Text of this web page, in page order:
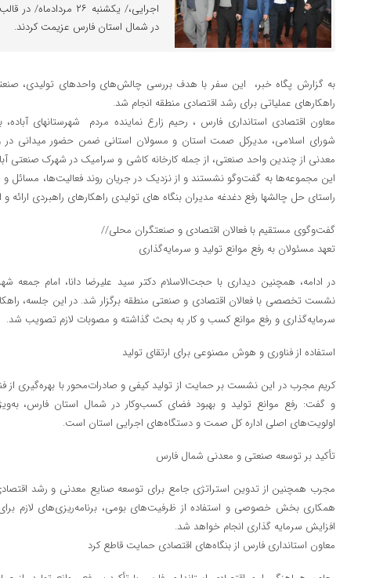
اجرایی،/ یکشنبه ۲۶
در شمال استان فارس عزیمت کردند.
به گزارش پگاه خبر، این سفر با هدف بررسی چالش‌های واحدهای تولیدی،
راهکارهای عملیاتی برای رشد اقتصادی منطقه انجام شد.
معاون اقتصادی استانداری فارس ، رحیم زارع نماینده مردم شهرستانهای
شورای اسلامی، مدیرکل صمت استان و مسولان استانی ضمن حضور میدانی در
معدنی از چندین واحد صنعتی، از جمله کارخانه کاشی و سرامیک در شهرک صنعتی
این مجموعه‌ها به گفت‌وگو نشستند و از نزدیک در جریان روند فعالیت‌ها، مسائل و
راستای حل چالشها رفع دغدغه مدیران بنگاه های تولیدی راهکارهای راهبردی ارائه و
گفت‌وگوی مستقیم با فعالان اقتصادی و صنعتگران محلی//
تعهد مسئولان به رفع موانع تولید و سرمایه‌گذاری
در ادامه، همچنین دیداری با حجت‌الاسلام دکتر سید علیرضا دانا، امام
نشست تخصصی با فعالان اقتصادی و صنعتی منطقه برگزار شد. در این جلسه،
سرمایه‌گذاری و رفع موانع کسب‌ و کار به بحث گذاشته و مصوبات لازم تصویب شد.
استفاده از فناوری و هوش مصنوعی برای ارتقای تولید
کریم مجرب در این نشست بر حمایت از تولید کیفی و صادرات‌محور با بهره‌گیری از
و گفت: رفع موانع تولید و بهبود فضای کسب‌وکار در شمال استان فارس،
اولویت‌های اصلی اداره کل صمت و دستگاه‌های اجرایی استان است.
تأکید بر توسعه صنعتی و معدنی شمال فارس
مجرب همچنین از تدوین استراتژی جامع برای توسعه صنایع معدنی و رشد اقتصادی
همکاری بخش خصوصی و استفاده از ظرفیت‌های بومی، برنامه‌ریزی‌های لازم
افزایش سرمایه گذاری انجام خواهد شد.
معاون استانداری فارس از بنگاه‌های اقتصادی حمایت قاطع کرد